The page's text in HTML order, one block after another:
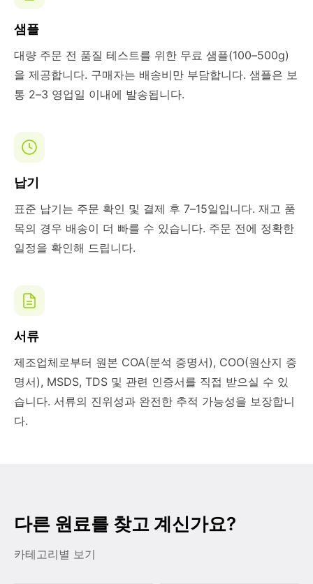
샘플
대량 주문 전 품질 테스트를 위한 무료 샘플(100–500g)
을 제공합니다. 구매자는 배송비만 부담합니다. 샘플은 보
통 2–3 영업일 이내에 발송됩니다.
납기
표준 납기는 주문 확인 및 결제 후 7–15일입니다. 재고 품
목의 경우 배송이 더 빠를 수 있습니다. 주문 전에 정확한
일정을 확인해 드립니다.
서류
제조업체로부터 원본 COA(분석 증명서), COO(원산지 증
명서), MSDS, TDS 및 관련 인증서를 직접 받으실 수 있
습니다. 서류의 진위성과 완전한 추적 가능성을 보장합니
다.
다른 원료를 찾고 계신가요?
카테고리별 보기